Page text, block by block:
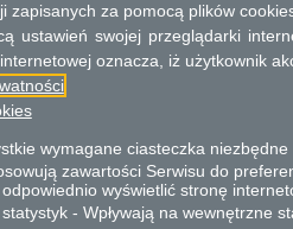
Od decyzji udzielającej
odwołanie do właściwego
terminie 14 dni od daty jej
Przedmiotem skargi może być
naruszenie praworządności lub
Przedmiotem wniosku mogą
zapobieganie nadużyciom,
zapisanych za pomocą plików
ustawień swojej przeglądarki
oznacza, iż użytkownik
wymagane ciasteczka
zawartości Serwisu do
wyświetlić stronę
- Wpływają na wewnętrzne